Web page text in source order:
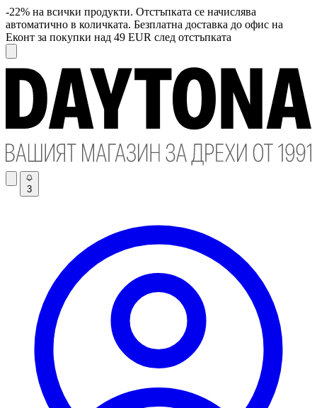
-22% на всички продукти. Отстъпката се начислява
автоматично в количката. Безплатна доставка до офис на
Еконт за покупки над 49 EUR след отстъпката
3